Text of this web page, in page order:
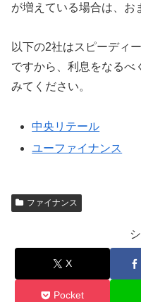
が増えている場合は、お
以下の2社はスピーディ
ですから、利息をなるべ
みてください。
中央リテール
ユーファイナンス
ファイナンス
X
Pocket